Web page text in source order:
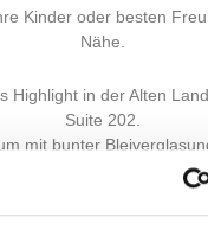
Kinder oder besten
Nähe.
Highlight in der Alten
Suite 202.
mit bunter
auf die Stadt